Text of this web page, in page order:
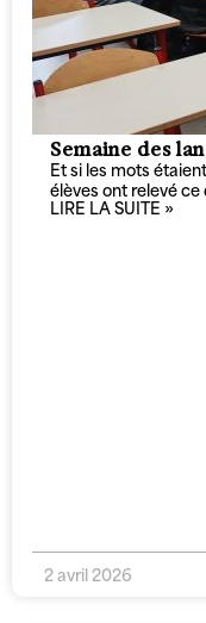
Semaine des
Et si les mots
élèves ont relevé
LIRE LA SUITE »
2 avril 2026